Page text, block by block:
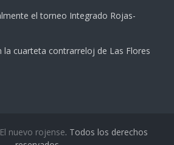
el torneo Integrado Rojas-
la cuarteta contrarreloj de Las Flores
El nuevo rojense. Todos los derechos